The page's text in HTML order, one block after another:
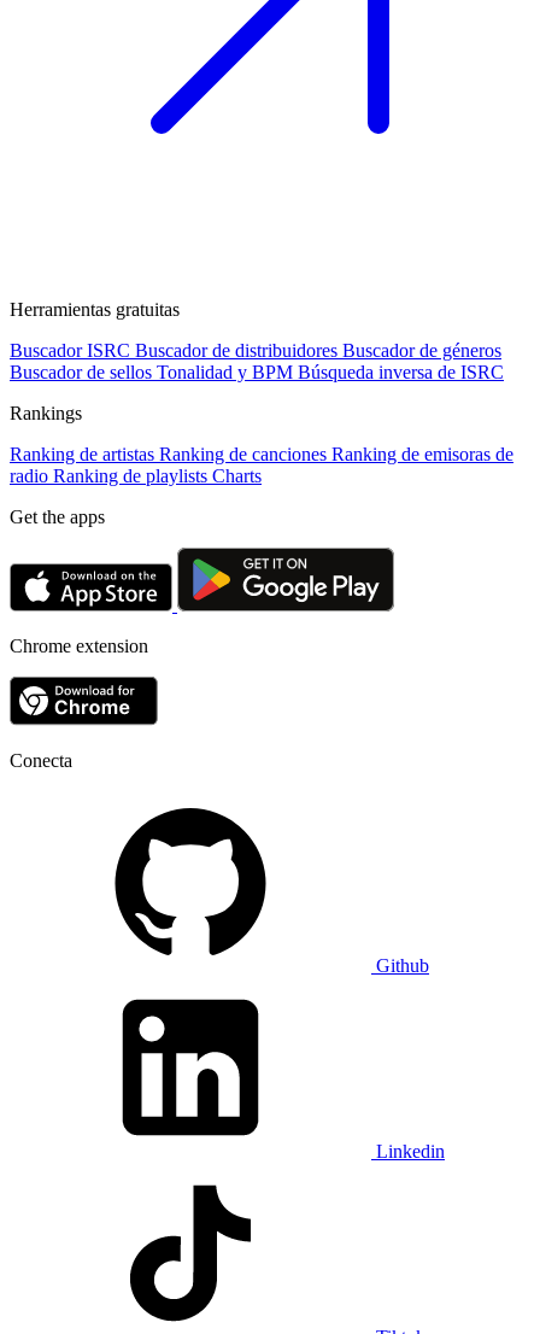
Herramientas gratuitas
Buscador ISRC Buscador de distribuidores Buscador de géneros
Buscador de sellos Tonalidad y BPM Búsqueda inversa de ISRC
Rankings
Ranking de artistas Ranking de canciones Ranking de emisoras de
radio Ranking de playlists Charts
Get the apps
Chrome extension
Conecta
Github
Linkedin